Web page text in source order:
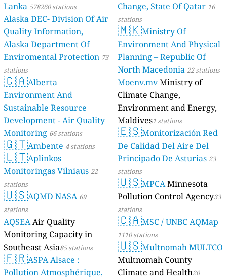
Lanka 578260 stations
Alaska DEC- Division Of Air
Quality Information,
Alaska Department Of
Enviromental Protection 73
stations
🇨🇦Alberta
Environment And
Sustainable Resource
Development - Air Quality
Monitoring 66 stations
🇬🇹Ambente 4 stations
🇱🇹Aplinkos
Monitoringas Vilniaus 22
stations
🇺🇸AQMD NASA 69
stations
AQSEAAir Quality
Monitoring Capacity in
Southeast Asia85 stations
🇫🇷ASPA Alsace :
Pollution Atmosphérique,
Change, State Of Qatar 16
stations
🇲🇰Ministry Of
Environment And Physical
Planning – Republic Of
North Macedonia 22 stations
Moenv.mvMinistry of
Climate Change,
Environment and Energy,
Maldives1 stations
🇪🇸Monitorización Red
De Calidad Del Aire Del
Principado De Asturias 23
stations
🇺🇸MPCAMinnesota
Pollution Control Agency33
stations
🇨🇦MSC / UNBC AQMap
1110 stations
🇺🇸Multnomah MULTCO
Multnomah County
Climate and Health20